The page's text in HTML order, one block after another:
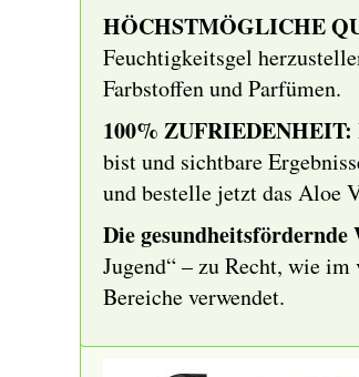
HÖCHSTMÖGLICHE
Feuchtigkeitsgel
Farbstoffen und Parfümen.
100% ZUFRIEDENHEIT:
bist und sichtbare
und bestelle jetzt das Aloe
Die
Jugend“ – zu Recht, wie
Bereiche verwendet.